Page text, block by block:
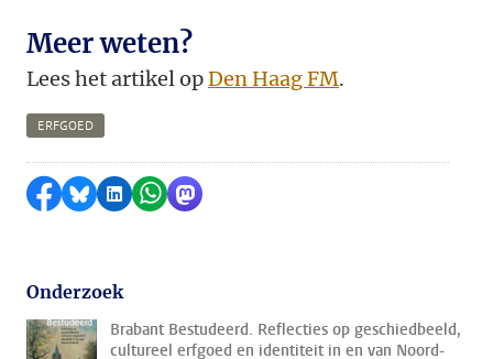
Meer weten?
Lees het artikel opDen Haag FM.
ERFGOED
Delen op Facebook
Delen via Bluesky
Delen op LinkedIn
Delen via WhatsApp
Delen via Mastodon
Onderzoek
Brabant Bestudeerd. Reflecties op geschiedbeeld,
cultureel erfgoed en identiteit in en van Noord-